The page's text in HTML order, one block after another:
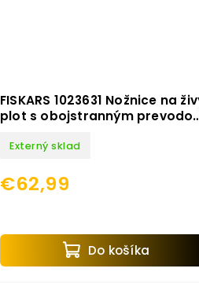
FISKARS 1023631 Nožnice na
plot s obojstranným
Externý sklad
€62,99
Do košíka